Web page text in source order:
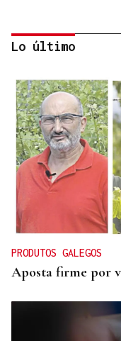
CRECIMIENTO
Gráfico | España
tras alcanzar un
Lo último
PRODUTOS GALEGOS
Aposta firme por